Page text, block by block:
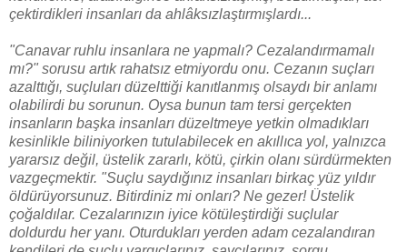
çektirdikleri insanları da ahlâksızlaştırmışlardı...
"Canavar ruhlu insanlara ne yapmalı? Cezalandırmamalı
mı?" sorusu artık rahatsız etmiyordu onu. Cezanın suçları
azalttığı, suçluları düzelttiği kanıtlanmış olsaydı bir anlamı
olabilirdi bu sorunun. Oysa bunun tam tersi gerçekten
insanların başka insanları düzeltmeye yetkin olmadıkları
kesinlikle biliniyorken tutulabilecek en akıllıca yol, yalnızca
yararsız değil, üstelik zararlı, kötü, çirkin olanı sürdürmekten
vazgeçmektir. "Suçlu saydığınız insanları birkaç yüz yıldır
öldürüyorsunuz. Bitirdiniz mi onları? Ne gezer! Üstelik
çoğaldılar. Cezalarınızın iyice kötüleştirdiği suçlular
doldurdu her yanı. Oturdukları yerden adam cezalandıran